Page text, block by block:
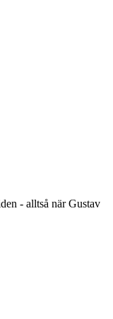
- alltså när Gustav